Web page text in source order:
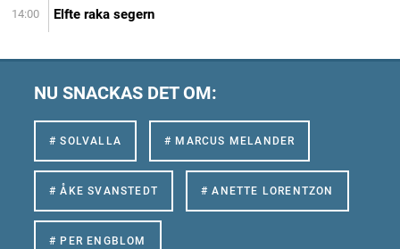
14:00 Elfte raka segern
NU SNACKAS DET OM:
# SOLVALLA # MARCUS MELANDER
# ÅKE SVANSTEDT # ANETTE LORENTZON
# PER ENGBLOM